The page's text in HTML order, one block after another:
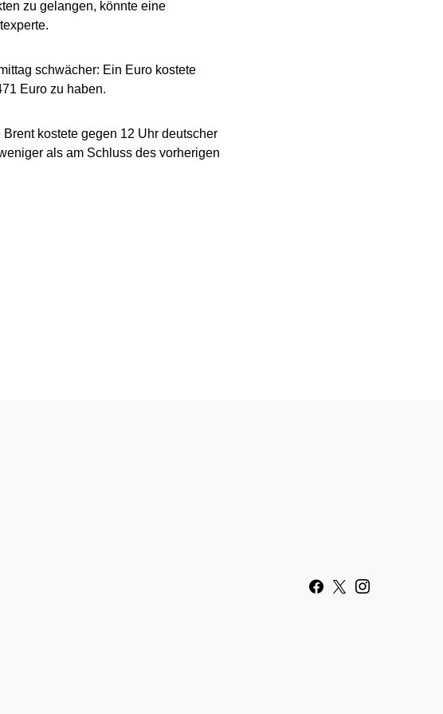
zu gelangen, könnte eine
schwächer: Ein Euro kostete
Euro zu haben.
kostete gegen 12 Uhr deutscher
als am Schluss des vorherigen